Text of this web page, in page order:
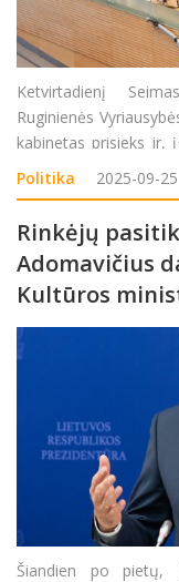
Ketvirtadienį
Ruginienės
kabinetas prisieks ir,
Vyriausybės
susilaikė – 2
Politika 2025-09-25
Rinkėjų
Adomavičius
Kultūros
Šiandien po pietų,